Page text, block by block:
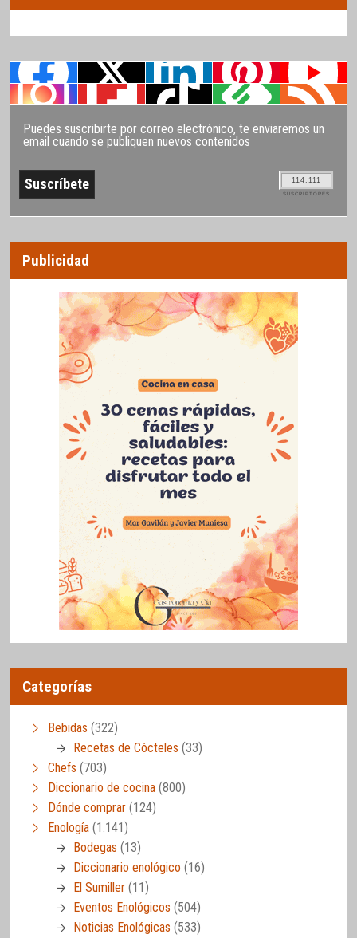
Puedes suscribirte por correo electrónico, te enviaremos un
email cuando se publiquen nuevos contenidos
114.111
SUSCRIPTORES
Publicidad
Categorías
Bebidas (322)
Recetas de Cócteles (33)
Chefs (703)
Diccionario de cocina (800)
Dónde comprar (124)
Enología (1.141)
Bodegas (13)
Diccionario enológico (16)
El Sumiller (11)
Eventos Enológicos (504)
Noticias Enológicas (533)